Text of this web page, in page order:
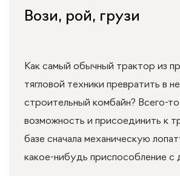
Вози, рой, грузи
Как самый обычный трактор из
тягловой техники превратить в
строительный комбайн? Всего-то
возможность и присоединить к
базе сначала механическую
какое-нибудь приспособление с